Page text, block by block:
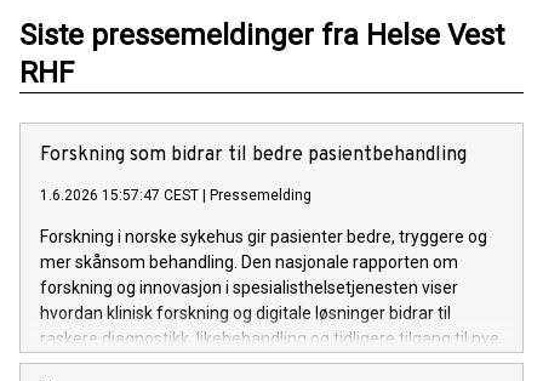
Siste pressemeldinger fra Helse Vest
RHF
Forskning som bidrar til bedre pasientbehandling
1.6.2026 15:57:47 CEST | Pressemelding
Forskning i norske sykehus gir pasienter bedre, tryggere og
mer skånsom behandling. Den nasjonale rapporten om
forskning og innovasjon i spesialisthelsetjenesten viser
hvordan klinisk forskning og digitale løsninger bidrar til
raskere diagnostikk, likebehandling og tidligere tilgang til nye
behandlingsmetoder.